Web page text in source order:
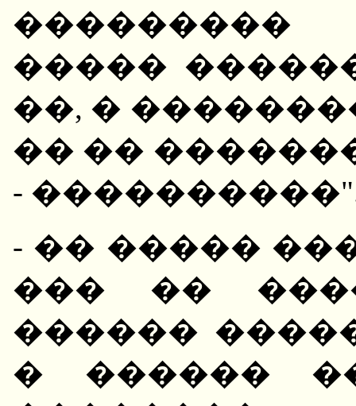
�����
��, �
�� ��
- ����������".
- �� �����
��� ��
������
� ������